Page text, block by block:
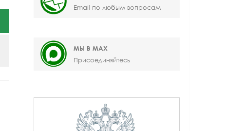
Email по любым вопросам
МЫ В MAX
Присоединяйтесь